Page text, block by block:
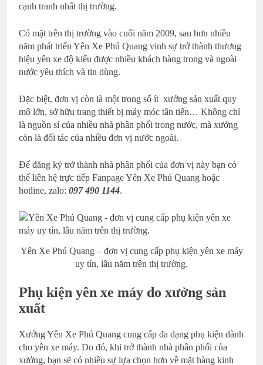
cạnh tranh nhất thị trường.
Có mặt trên thị trường vào cuối năm 2009, sau hơn nhiều
năm phát triển Yên Xe Phú Quang vinh sự trở thành thương
hiệu yên xe độ kiểu được nhiều khách hàng trong và ngoài
nước yêu thích và tin dùng.
Đặc biệt, đơn vị còn là một trong số ít xưởng sản xuất quy
mô lớn, sở hữu trang thiết bị máy móc tân tiến… Không chỉ
là nguồn sỉ của nhiều nhà phân phối trong nước, mà xưởng
còn là đối tác của nhiều đơn vị nước ngoài.
Để đăng ký trở thành nhà phân phối của đơn vị này bạn có
thể liên hệ trực tiếp Fanpage Yên Xe Phú Quang hoặc
hotline, zalo: 097 490 1144.
Yên Xe Phú Quang – đơn vị cung cấp phụ kiện yên xe máy
uy tín, lâu năm trên thị trường.
Phụ kiện yên xe máy do xưởng sản
xuất
Xưởng Yên Xe Phú Quang cung cấp đa dạng phụ kiện dành
cho yên xe máy. Do đó, khi trở thành nhà phân phối của
xưởng, bạn sẽ có nhiều sự lựa chọn hơn về mặt hàng kinh